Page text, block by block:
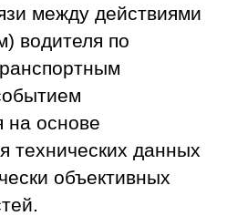
между действиями
водителя по
на основе
технических данных
объективных